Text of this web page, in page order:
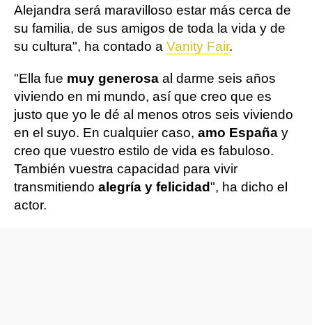
Alejandra será maravilloso estar más cerca de
su familia, de sus amigos de toda la vida y de
su cultura", ha contado a Vanity Fair.
"Ella fue muy generosa al darme seis años
viviendo en mi mundo, así que creo que es
justo que yo le dé al menos otros seis viviendo
en el suyo. En cualquier caso, amo España y
creo que vuestro estilo de vida es fabuloso.
También vuestra capacidad para vivir
transmitiendo alegría y felicidad", ha dicho el
actor.